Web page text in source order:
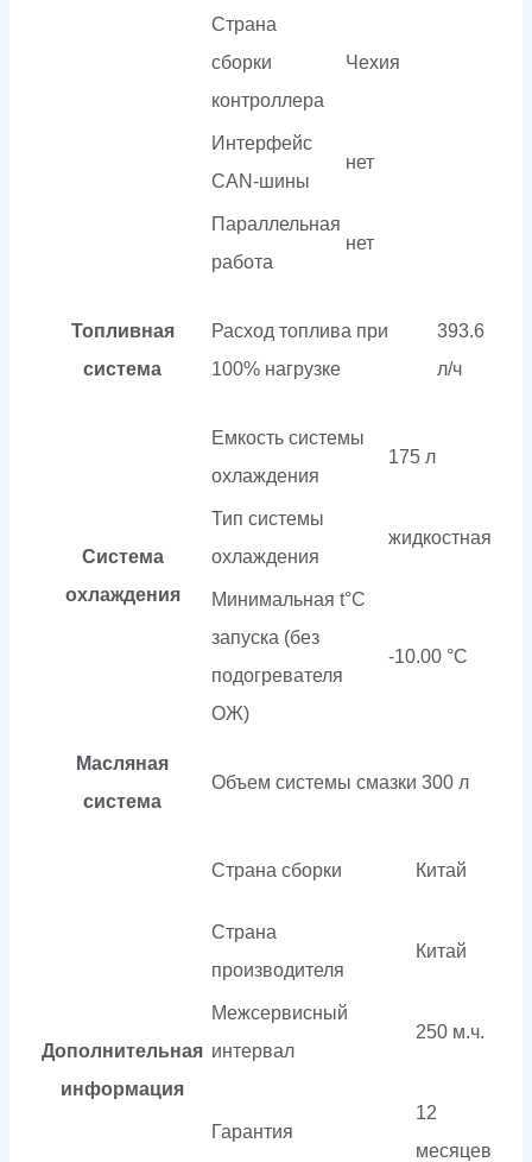
Страна
сборки
контроллера
Чехия
Интерфейс
CAN-шины
нет
Параллельная
работа
нет
Топливная
система
Расход топлива при
100% нагрузке
393.6
л/ч
Система
охлаждения
Емкость системы
охлаждения
175 л
Тип системы
охлаждения
жидкостная
Минимальная t°С
запуска (без
подогревателя
ОЖ)
-10.00 °С
Масляная
система
Объем системы смазки 300 л
Дополнительная
информация
Страна сборки Китай
Страна
производителя
Китай
Межсервисный
интервал
250 м.ч.
Гарантия
12
месяцев